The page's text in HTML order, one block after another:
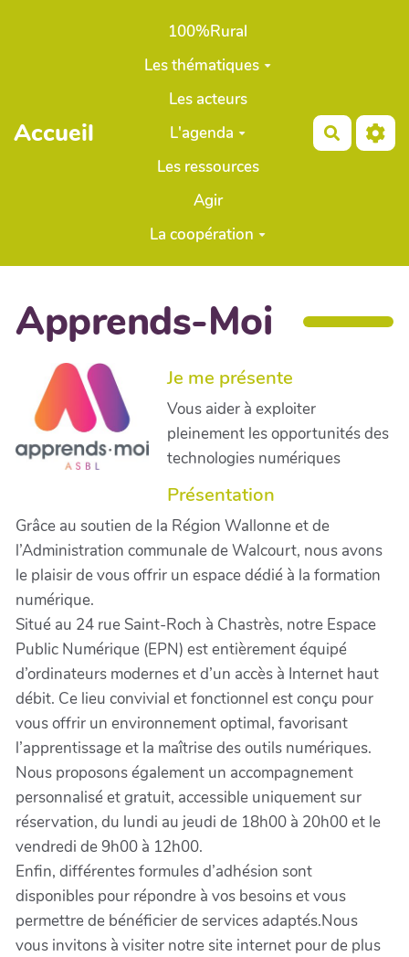
Aller au contenu principal
Accueil
100%Rural
Les thématiques
Les acteurs
L'agenda
Les ressources
Agir
La coopération
Apprends-Moi
Je me présente
Vous aider à exploiter
pleinement les opportunités des
technologies numériques
Présentation
Grâce au soutien de la Région Wallonne et de
l’Administration communale de Walcourt, nous avons
le plaisir de vous offrir un espace dédié à la formation
numérique.
Situé au 24 rue Saint-Roch à Chastrès, notre Espace
Public Numérique (EPN) est entièrement équipé
d’ordinateurs modernes et d’un accès à Internet haut
débit. Ce lieu convivial et fonctionnel est conçu pour
vous offrir un environnement optimal, favorisant
l’apprentissage et la maîtrise des outils numériques.
Nous proposons également un accompagnement
personnalisé et gratuit, accessible uniquement sur
réservation, du lundi au jeudi de 18h00 à 20h00 et le
vendredi de 9h00 à 12h00.
Enfin, différentes formules d’adhésion sont
disponibles pour répondre à vos besoins et vous
permettre de bénéficier de services adaptés.Nous
vous invitons à visiter notre site internet pour de plus